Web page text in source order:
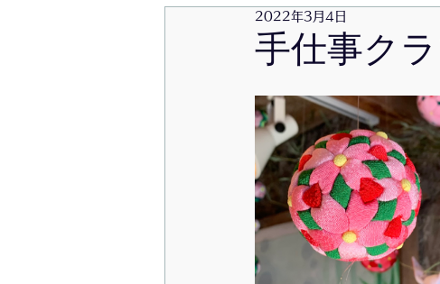
ベイタウン イングリッシュ・カフェ
かふぇ月と木 食事と健康 高
お試し体心調整 ベイタウン朝市
ダイヤモンド富士ツアー お抹茶
手仕事ク
2022年3月4日